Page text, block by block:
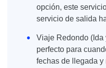
opción, este
servicio de salida
Viaje Redondo (Ida
perfecto para
fechas de llegada y